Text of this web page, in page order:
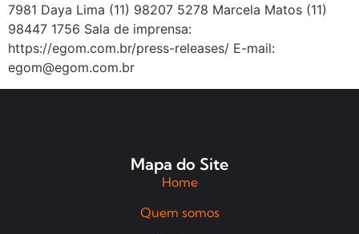
7981 Daya Lima (11) 98207 5278 Marcela Matos (11)
98447 1756 Sala de imprensa:
https://egom.com.br/press-releases/ E-mail:
egom@egom.com.br
Mapa do Site
Home
Quem somos